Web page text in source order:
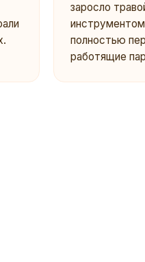
заросло
полностью
работящие